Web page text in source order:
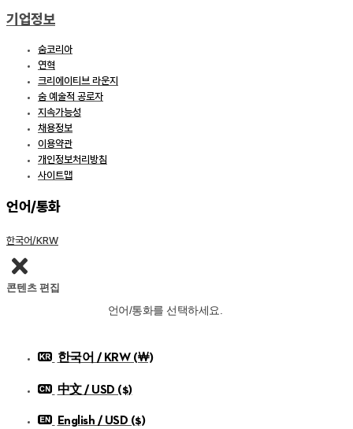
기업정보
숨코리아
연혁
크리에이티브 라운지
숨 예술적 공로자
지속가능성
채용정보
이용약관
개인정보처리방침
사이트맵
언어/통화
한국어/KRW
콘텐츠 편집
언어/통화를 선택하세요.
한국어 / KRW (￦)
中文 / USD ($)
English / USD ($)